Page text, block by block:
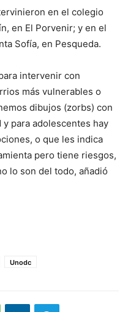
en el colegio
en El Porvenir; y en el
Sofía, en Pesqueda.
intervenir con
más vulnerables o
dibujos (zorbs) con
para adolescentes hay
o que les indica
pero tiene riesgos,
lo son del todo, añadió
Unodc